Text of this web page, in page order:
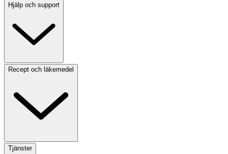
Hjälp och support
Recept och läkemedel
Tjänster